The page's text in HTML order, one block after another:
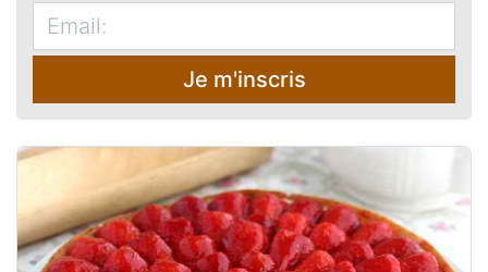
Je m'inscris